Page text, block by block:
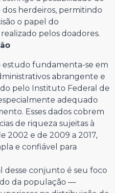
herdeiros, permitindo
o papel do
pelos doadores.
estudo fundamenta-se em
abrangente e
pelo Instituto Federal de
adequado
Esses dados cobrem
de riqueza sujeitas à
2002 e de 2009 a 2017,
e confiável para
desse conjunto é seu foco
da população —